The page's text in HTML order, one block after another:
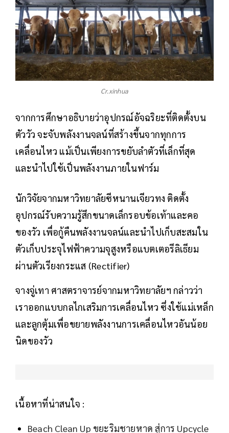
Cr.xinhua
จากการศึกษาอธิบายว่าอุปกรณ์อัจฉริยะที่ติดตั้งบน
ตัววัว จะจับพลังงานจลน์ที่สร้างขึ้นจากทุกการ
เคลื่อนไหว แม้เป็นเพียงการขยับลำตัวที่เล็กที่สุด
และนำไปใช้เป็นพลังงานภายในฟาร์ม
นักวิจัยจากมหาวิทยาลัยซีหนานเจียวทง ติดตั้ง
อุปกรณ์รับความรู้สึกขนาดเล็กรอบข้อเท้าและคอ
ของวัว เพื่อกู้คืนพลังงานจลน์และนำไปเก็บสะสมใน
ตัวเก็บประจุไฟฟ้าความจุสูงหรือแบตเตอรีลิเธียม
ผ่านตัวเรียงกระแส (Rectifier)
จางจู่เทา ศาสตราจารย์จากมหาวิทยาลัยฯ กล่าวว่า
เราออกแบบกลไกเสริมการเคลื่อนไหว ซึ่งใช้แม่เหล็ก
และลูกตุ้มเพื่อขยายพลังงานการเคลื่อนไหวอันน้อย
นิดของวัว
เนื้อหาที่น่าสนใจ :
Beach Clean Up ขยะริมชายหาด สู่การ Upcycle